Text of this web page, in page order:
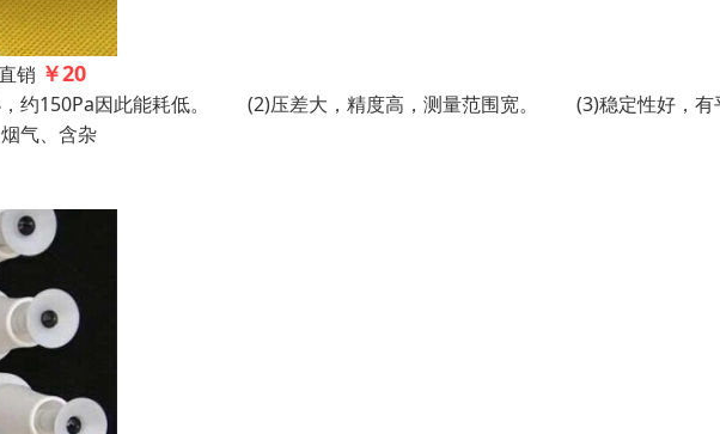
销 ￥20
约150Pa因此能耗低。 (2)压差大，精度高，测量范围宽。 (3)稳定性好，有
气、含杂